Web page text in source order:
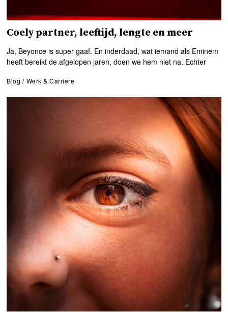
Coely partner, leeftijd, lengte en meer
Ja, Beyonce is super gaaf. En inderdaad, wat iemand als Eminem
heeft bereikt de afgelopen jaren, doen we hem niet na. Echter
Blog / Werk & Carriere